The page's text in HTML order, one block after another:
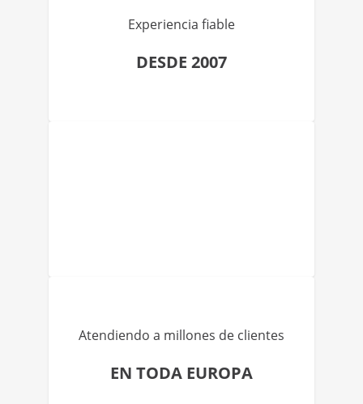
Experiencia fiable
DESDE 2007
Atendiendo a millones de clientes
EN TODA EUROPA